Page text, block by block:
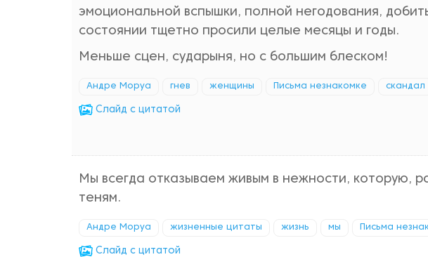
эмоциональной вспышки, полной негодования,
состоянии тщетно просили целые месяцы и годы.
Меньше сцен, сударыня, но с большим блеском!
Андре Моруа гнев женщины Письма незнакомке скандал
Cлайд с цитатой
Мы всегда отказываем живым в нежности, которую,
теням.
Андре Моруа жизненные цитаты жизнь мы Письма
Cлайд с цитатой